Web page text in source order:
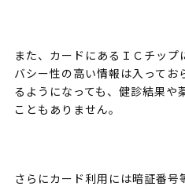
また、カードにあるＩＣチップ
バシー性の高い情報は入ってお
るようになっても、健診結果や
こともありません。
さらにカード利用には暗証番号